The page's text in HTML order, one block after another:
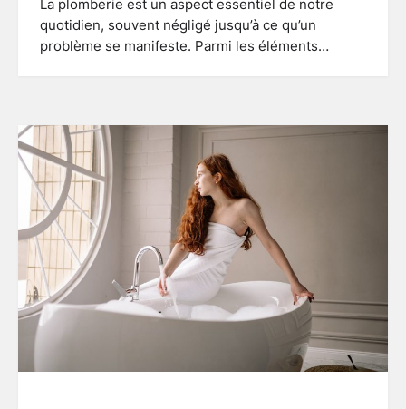
La plomberie est un aspect essentiel de notre
quotidien, souvent négligé jusqu’à ce qu’un
problème se manifeste. Parmi les éléments…